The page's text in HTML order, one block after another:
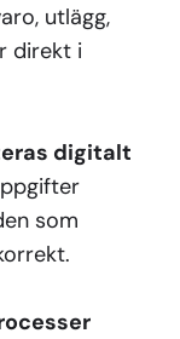
utlägg,
direkt i
digitalt
som